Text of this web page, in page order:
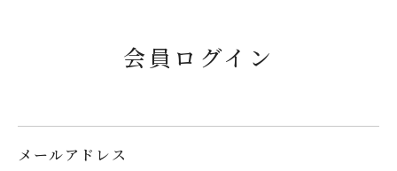
会員ログイン
メールアドレス